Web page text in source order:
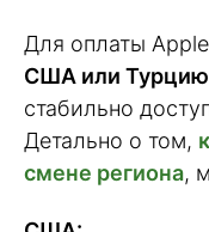
Для оплаты Apple
США или Турцию
стабильно
Детально о том,
смене региона,